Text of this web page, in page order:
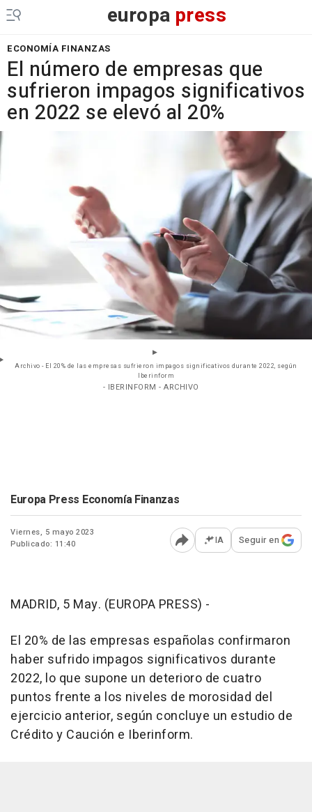
europa press
ECONOMÍA FINANZAS
El número de empresas que
sufrieron impagos significativos
en 2022 se elevó al 20%
Archivo - El 20% de las empresas sufrieron impagos significativos durante 2022, según
Iberinform
- IBERINFORM - ARCHIVO
Europa Press Economía Finanzas
Viernes, 5 mayo 2023
Publicado: 11:40
Abrir opciones para
IA Seguir en
MADRID, 5 May. (EUROPA PRESS) -
El 20% de las empresas españolas confirmaron
haber sufrido impagos significativos durante
2022, lo que supone un deterioro de cuatro
puntos frente a los niveles de morosidad del
ejercicio anterior, según concluye un estudio de
Crédito y Caución e Iberinform.